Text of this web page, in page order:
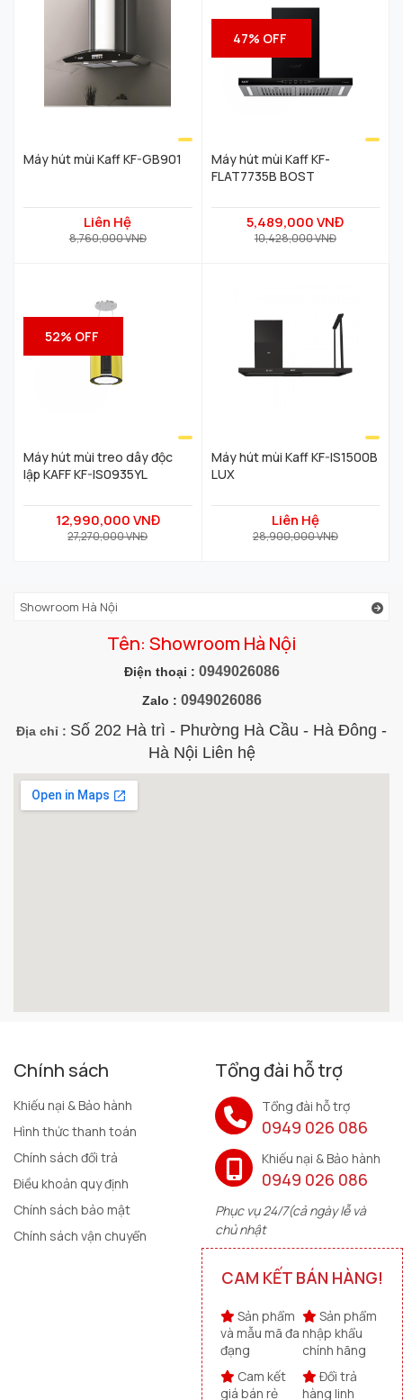
Máy hút mùi Kaff KF-GB901
Liên Hệ
8,760,000 VNĐ
47% OFF
Máy hút mùi Kaff KF-
FLAT7735B BOST
5,489,000 VNĐ
10,428,000 VNĐ
52% OFF
Máy hút mùi treo dây độc
lập KAFF KF-IS0935YL
12,990,000 VNĐ
27,270,000 VNĐ
Máy hút mùi Kaff KF-IS1500B
LUX
Liên Hệ
28,900,000 VNĐ
Showroom Hà Nội
Tên: Showroom Hà Nội
Điện thoại : 0949026086
Zalo : 0949026086
Địa chỉ : Số 202 Hà trì - Phường Hà Cầu - Hà Đông -
Hà Nội Liên hệ
Chính sách
Khiếu nại & Bảo hành
Hình thức thanh toán
Chính sách đổi trả
Điều khoản quy định
Chính sách bảo mật
Chính sách vận chuyển
Tổng đài hỗ trợ
Tổng đài hỗ trợ
0949 026 086
Khiếu nại & Bảo hành
0949 026 086
Phục vụ 24/7(cả ngày lễ và
chủ nhật
CAM KẾT BÁN HÀNG!
Sản phẩm
và mẫu mã đa
đạng
Sản phẩm
nhập khẩu
chính hãng
Cam kết
giá bán rẻ
Đổi trả
hàng linh